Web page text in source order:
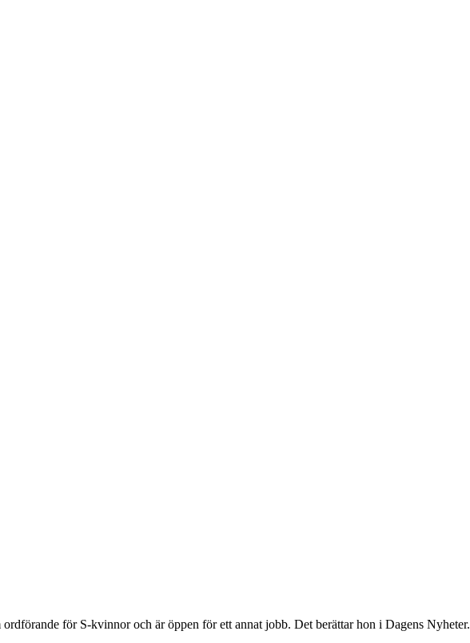
för S-kvinnor och är öppen för ett annat jobb. Det berättar hon i Dagens Nyheter.